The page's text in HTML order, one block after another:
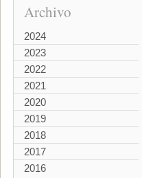
Archivo
2024
2023
2022
2021
2020
2019
2018
2017
2016